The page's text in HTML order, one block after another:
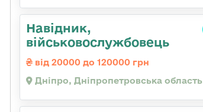
Навідник,
військовослужбовець
від 20000 до 120000 грн
Дніпро, Дніпропетровська область